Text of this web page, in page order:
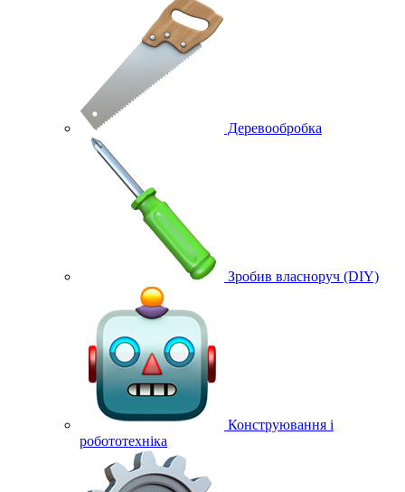
Деревообробка
Зробив власноруч (DIY)
Конструювання і
робототехніка